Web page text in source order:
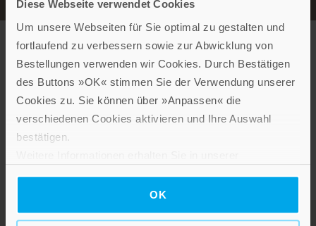
Diese Webseite verwendet Cookies
Um unsere Webseiten für Sie optimal zu gestalten und
fortlaufend zu verbessern sowie zur Abwicklung von
Bestellungen verwenden wir Cookies. Durch Bestätigen
des Buttons »OK« stimmen Sie der Verwendung unserer
Cookies zu. Sie können über »Anpassen« die
verschiedenen Cookies aktivieren und Ihre Auswahl
bestätigen.
OK
Elena Klink
Frühlingsgenuss & Sommerliebe
Hardcover mit Leseband
Im Shop ansehen